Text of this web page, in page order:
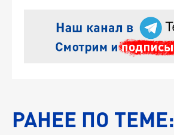
РАНЕЕ ПО ТЕМЕ: